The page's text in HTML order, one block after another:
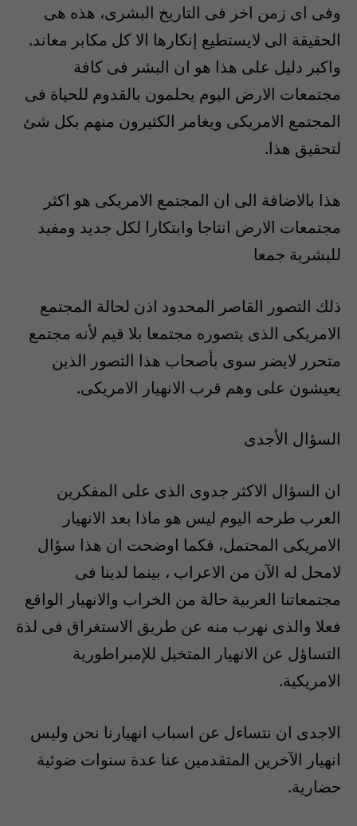
وفى اى زمن اخر فى التاريخ البشرى، هذه هى
الحقيقة الى لايستطيع إنكارها الا كل مكابر معاند.
واكبر دليل على هذا هو ان البشر فى كافة
مجتمعات الارض اليوم يحلمون بالقدوم للحياة فى
المجتمع الامريكى ويغامر الكثيرون منهم بكل شئ
لتحقيق هذا.
هذا بالاضافة الى ان المجتمع الامريكى هو اكثر
مجتمعات الارض انتاجا وابتكارا لكل جديد ومفيد
للبشرية جمعا
ذلك التصور القاصر المحدود اذن لحالة المجتمع
الامريكى الذى يتصوره مجتمعا بلا قيم لأنه مجتمع
متحرر لايضر سوى بأصحاب هذا التصور الذين
يعيشون على وهم قرب الانهيار الامريكى.
السؤال الأجدى
ان السؤال الاكثر جدوى الذى على المفكرين
العرب طرحه اليوم ليس هو ماذا بعد الانهيار
الامريكى المحتمل، فكما اوضحت ان هذا سؤال
لامحل له الآن من الاعراب ، بينما لدينا فى
مجتمعاتنا العربية حالة من الخراب والانهيار الواقع
فعلا والذى نهرب منه عن طريق الاستغراق فى لذة
التساؤل عن الانهيار المتخيل للإمبراطورية
الامريكية.
الاجدى ان نتساءل عن اسباب انهيارنا نحن وليس
انهيار الآخرين المتقدمين عنا عدة سنوات ضوئية
حضارية.